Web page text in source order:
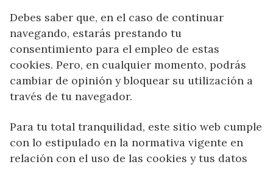
Debes saber que, en el caso de continuar
navegando, estarás prestando tu
consentimiento para el empleo de estas
cookies. Pero, en cualquier momento, podrás
cambiar de opinión y bloquear su utilización a
través de tu navegador.
Para tu total tranquilidad, este sitio web cumple
con lo estipulado en la normativa vigente en
relación con el uso de las cookies y tus datos